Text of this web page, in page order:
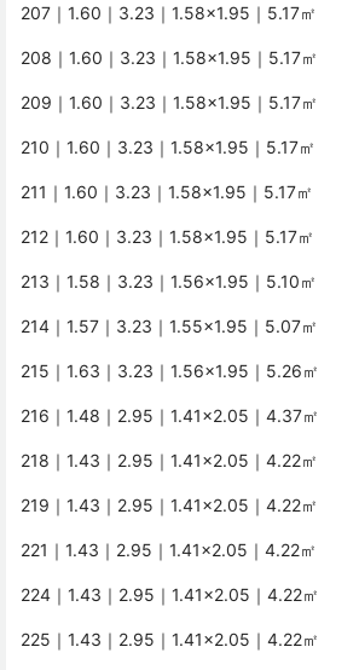
207｜1.60｜3.23｜1.58×1.95｜5.17㎡
208｜1.60｜3.23｜1.58×1.95｜5.17㎡
209｜1.60｜3.23｜1.58×1.95｜5.17㎡
210｜1.60｜3.23｜1.58×1.95｜5.17㎡
211｜1.60｜3.23｜1.58×1.95｜5.17㎡
212｜1.60｜3.23｜1.58×1.95｜5.17㎡
213｜1.58｜3.23｜1.56×1.95｜5.10㎡
214｜1.57｜3.23｜1.55×1.95｜5.07㎡
215｜1.63｜3.23｜1.56×1.95｜5.26㎡
216｜1.48｜2.95｜1.41×2.05｜4.37㎡
218｜1.43｜2.95｜1.41×2.05｜4.22㎡
219｜1.43｜2.95｜1.41×2.05｜4.22㎡
221｜1.43｜2.95｜1.41×2.05｜4.22㎡
224｜1.43｜2.95｜1.41×2.05｜4.22㎡
225｜1.43｜2.95｜1.41×2.05｜4.22㎡